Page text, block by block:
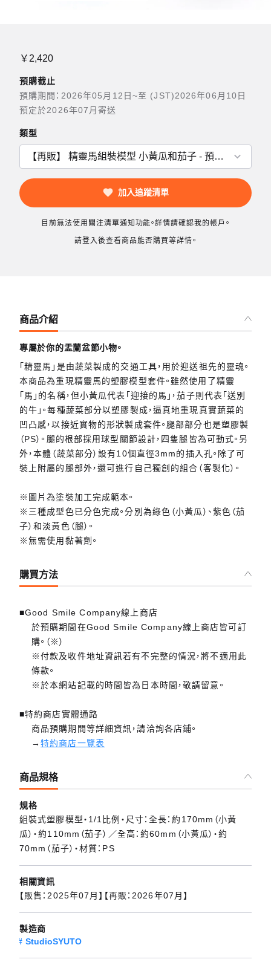
￥2,420
預購截止
預購期間：2026年05月12日~至 (JST)2026年06月10日
預定於2026年07月寄送
類型
加入追蹤清單
目前無法使用關注清單通知功能。詳情請確認我的帳戶。
請登入後查看商品能否購買等詳情。
商品介紹
專屬於你的盂蘭盆節小物。
「精靈馬」是由蔬菜製成的交通工具，用於迎送祖先的靈魂。
本商品為重現精靈馬的塑膠模型套件。雖然使用了精靈
「馬」的名稱，但小黃瓜代表「迎接的馬」，茄子則代表「送別
的牛」。每種蔬菜部分以塑膠製成，逼真地重現真實蔬菜的
凹凸感，以接近實物的形狀製成套件。腿部部分也是塑膠製
（PS）。腿的根部採用球型關節設計，四隻腿皆為可動式。另
外，本體（蔬菜部分）設有10個直徑3mm的插入孔。除了可
裝上附屬的腿部外，還可進行自己獨創的組合（客製化）。
※圖片為塗裝加工完成範本。
※三種成型色已分色完成。分別為綠色（小黃瓜）、紫色（茄
子）和淡黃色（腿）。
※無需使用黏著劑。
購買方法
■Good Smile Company線上商店
於預購期間在Good Smile Company線上商店皆可訂
購。（※）
※付款及收件地址資訊若有不完整的情況，將不適用此
條款。
※於本網站記載的時間皆為日本時間，敬請留意。
■特約商店實體通路
商品預購期間等詳細資訊，請洽詢各店鋪。
→特約商店一覽表
商品規格
規格
組裝式塑膠模型・1/1比例・尺寸：全長：約170mm（小黃
瓜）・約110mm（茄子）／全高：約60mm（小黃瓜）・約
70mm（茄子）・材質：PS
相關資訊
【販售：2025年07月】【再販：2026年07月】
製造商
StudioSYUTO